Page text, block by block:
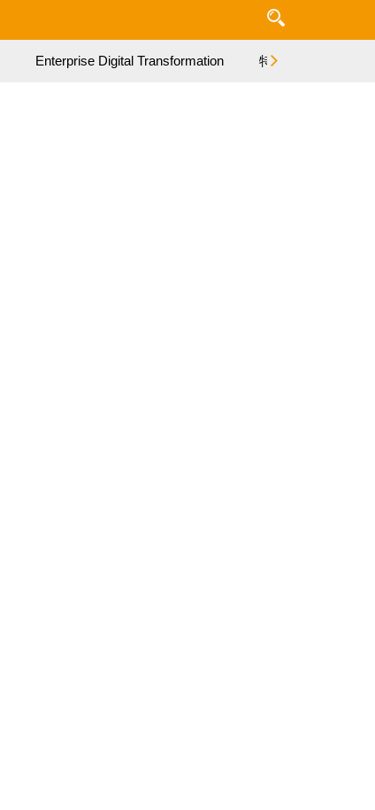
Enterprise Digital Transformation 特集